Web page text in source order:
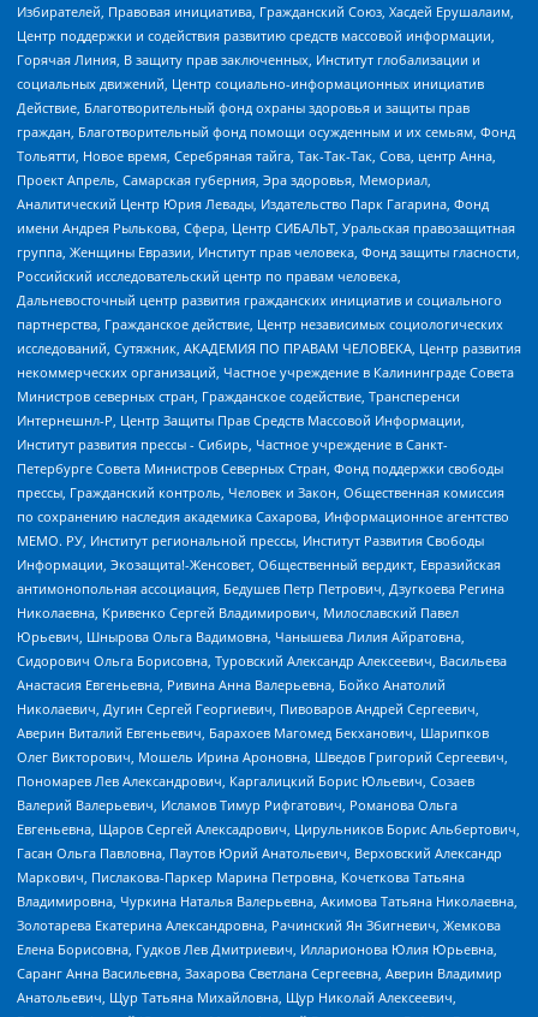
Избирателей, Правовая инициатива, Гражданский Союз, Хасдей Ерушалаим,
Центр поддержки и содействия развитию средств массовой информации,
Горячая Линия, В защиту прав заключенных, Институт глобализации и
социальных движений, Центр социально-информационных инициатив
Действие, Благотворительный фонд охраны здоровья и защиты прав
граждан, Благотворительный фонд помощи осужденным и их семьям, Фонд
Тольятти, Новое время, Серебряная тайга, Так-Так-Так, Сова, центр Анна,
Проект Апрель, Самарская губерния, Эра здоровья, Мемориал,
Аналитический Центр Юрия Левады, Издательство Парк Гагарина, Фонд
имени Андрея Рылькова, Сфера, Центр СИБАЛЬТ, Уральская правозащитная
группа, Женщины Евразии, Институт прав человека, Фонд защиты гласности,
Российский исследовательский центр по правам человека,
Дальневосточный центр развития гражданских инициатив и социального
партнерства, Гражданское действие, Центр независимых социологических
исследований, Сутяжник, АКАДЕМИЯ ПО ПРАВАМ ЧЕЛОВЕКА, Центр развития
некоммерческих организаций, Частное учреждение в Калининграде Совета
Министров северных стран, Гражданское содействие, Трансперенси
Интернешнл-Р, Центр Защиты Прав Средств Массовой Информации,
Институт развития прессы - Сибирь, Частное учреждение в Санкт-
Петербурге Совета Министров Северных Стран, Фонд поддержки свободы
прессы, Гражданский контроль, Человек и Закон, Общественная комиссия
по сохранению наследия академика Сахарова, Информационное агентство
МЕМО. РУ, Институт региональной прессы, Институт Развития Свободы
Информации, Экозащита!-Женсовет, Общественный вердикт, Евразийская
антимонопольная ассоциация, Бедушев Петр Петрович, Дзугкоева Регина
Николаевна, Кривенко Сергей Владимирович, Милославский Павел
Юрьевич, Шнырова Ольга Вадимовна, Чанышева Лилия Айратовна,
Сидорович Ольга Борисовна, Туровский Александр Алексеевич, Васильева
Анастасия Евгеньевна, Ривина Анна Валерьевна, Бойко Анатолий
Николаевич, Дугин Сергей Георгиевич, Пивоваров Андрей Сергеевич,
Аверин Виталий Евгеньевич, Барахоев Магомед Бекханович, Шарипков
Олег Викторович, Мошель Ирина Ароновна, Шведов Григорий Сергеевич,
Пономарев Лев Александрович, Каргалицкий Борис Юльевич, Созаев
Валерий Валерьевич, Исламов Тимур Рифгатович, Романова Ольга
Евгеньевна, Щаров Сергей Алексадрович, Цирульников Борис Альбертович,
Гасан Ольга Павловна, Паутов Юрий Анатольевич, Верховский Александр
Маркович, Пислакова-Паркер Марина Петровна, Кочеткова Татьяна
Владимировна, Чуркина Наталья Валерьевна, Акимова Татьяна Николаевна,
Золотарева Екатерина Александровна, Рачинский Ян Збигневич, Жемкова
Елена Борисовна, Гудков Лев Дмитриевич, Илларионова Юлия Юрьевна,
Саранг Анна Васильевна, Захарова Светлана Сергеевна, Аверин Владимир
Анатольевич, Щур Татьяна Михайловна, Щур Николай Алексеевич,